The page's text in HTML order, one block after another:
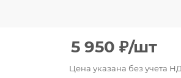
5 950 ₽/шт
Цена указана без учета